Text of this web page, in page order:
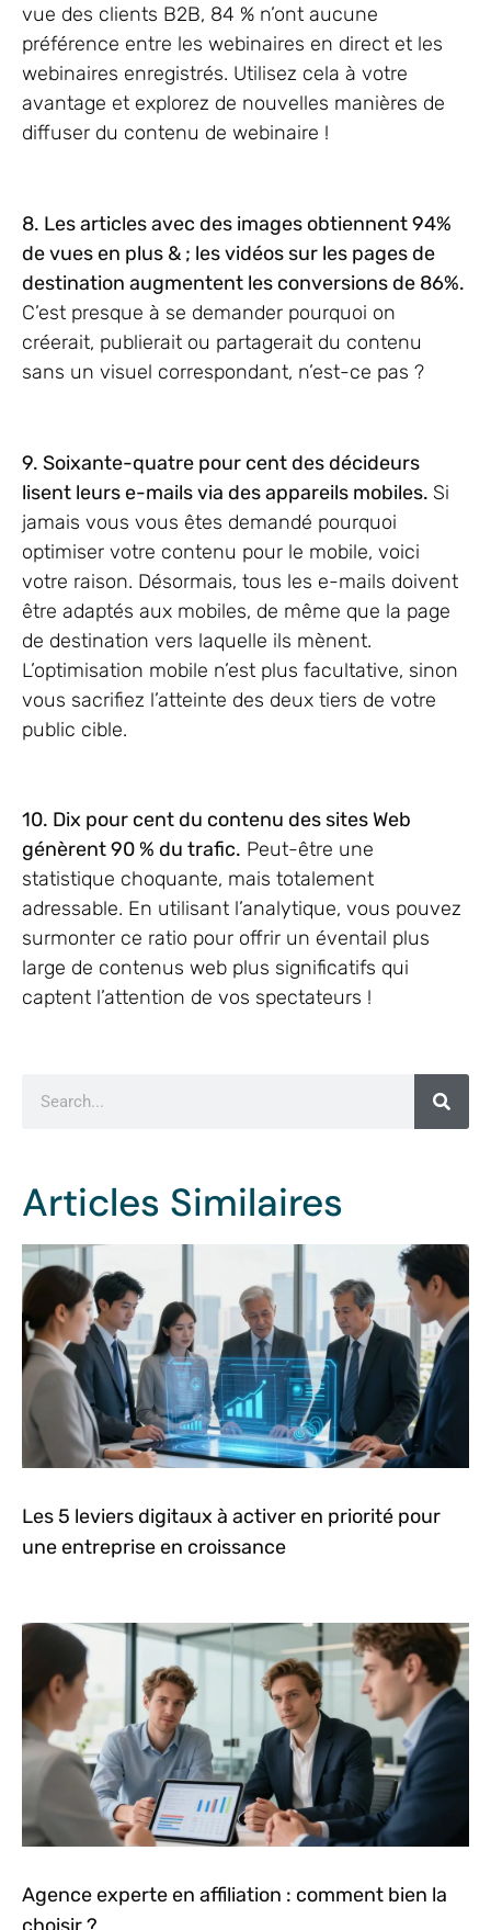
vue des clients B2B, 84 % n’ont aucune
préférence entre les webinaires en direct et les
webinaires enregistrés. Utilisez cela à votre
avantage et explorez de nouvelles manières de
diffuser du contenu de webinaire !
8. Les articles avec des images obtiennent 94%
de vues en plus & ; les vidéos sur les pages de
destination augmentent les conversions de 86%.
C’est presque à se demander pourquoi on
créerait, publierait ou partagerait du contenu
sans un visuel correspondant, n’est-ce pas ?
9. Soixante-quatre pour cent des décideurs
lisent leurs e-mails via des appareils mobiles. Si
jamais vous vous êtes demandé pourquoi
optimiser votre contenu pour le mobile, voici
votre raison. Désormais, tous les e-mails doivent
être adaptés aux mobiles, de même que la page
de destination vers laquelle ils mènent.
L’optimisation mobile n’est plus facultative, sinon
vous sacrifiez l’atteinte des deux tiers de votre
public cible.
10. Dix pour cent du contenu des sites Web
génèrent 90 % du trafic. Peut-être une
statistique choquante, mais totalement
adressable. En utilisant l’analytique, vous pouvez
surmonter ce ratio pour offrir un éventail plus
large de contenus web plus significatifs qui
captent l’attention de vos spectateurs !
Articles Similaires
Les 5 leviers digitaux à activer en priorité pour
une entreprise en croissance
Agence experte en affiliation : comment bien la